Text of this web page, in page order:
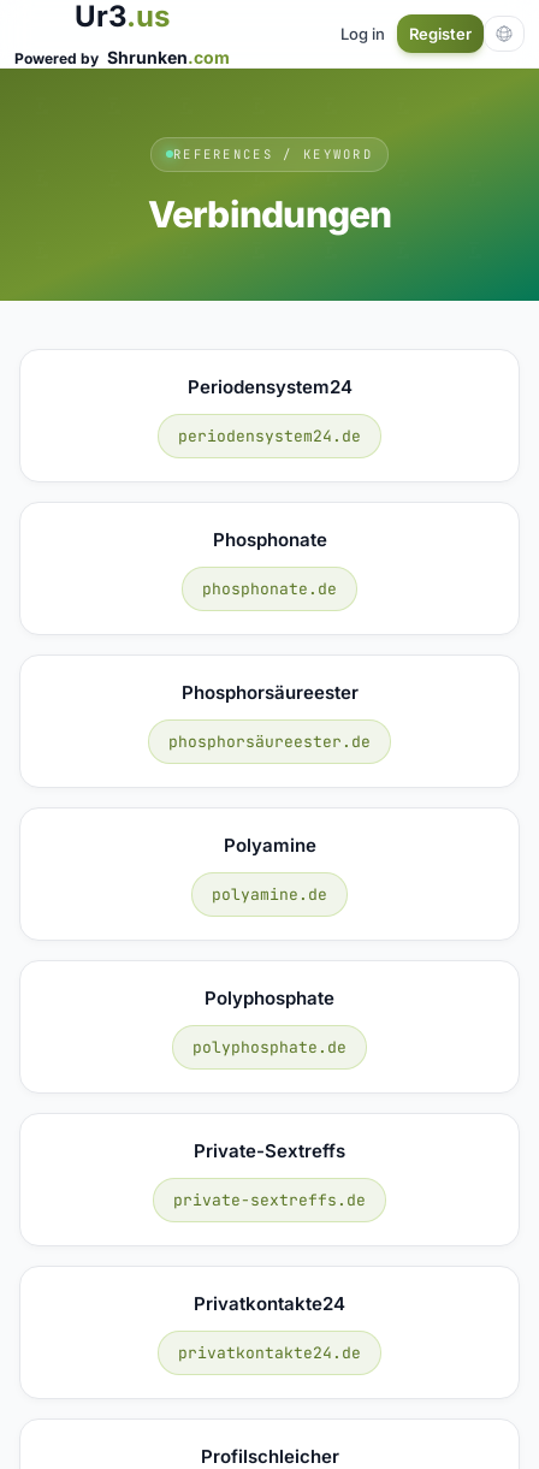
Ur3.us
Powered by Shrunken.com
Log in Register
REFERENCES / KEYWORD
Verbindungen
Periodensystem24
periodensystem24.de
Phosphonate
phosphonate.de
Phosphorsäureester
phosphorsäureester.de
Polyamine
polyamine.de
Polyphosphate
polyphosphate.de
Private-Sextreffs
private-sextreffs.de
Privatkontakte24
privatkontakte24.de
Profilschleicher